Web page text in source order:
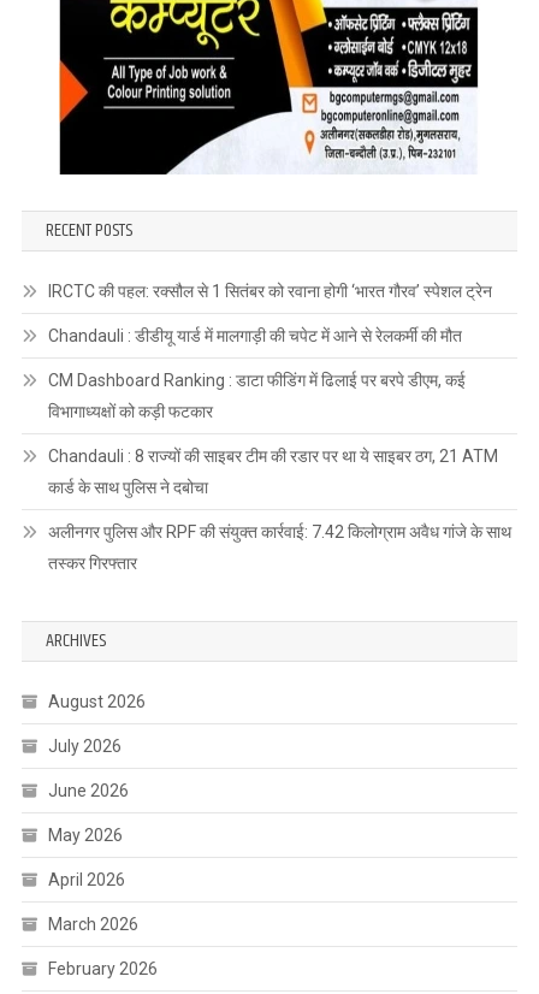
RECENT POSTS
IRCTC की पहल: रक्सौल से 1 सितंबर को रवाना होगी ‘भारत गौरव’ स्पेशल ट्रेन
Chandauli : डीडीयू यार्ड में मालगाड़ी की चपेट में आने से रेलकर्मी की मौत
CM Dashboard Ranking : डाटा फीडिंग में ढिलाई पर बरपे डीएम, कई
विभागाध्यक्षों को कड़ी फटकार
Chandauli : 8 राज्यों की साइबर टीम की रडार पर था ये साइबर ठग, 21 ATM
कार्ड के साथ पुलिस ने दबोचा
अलीनगर पुलिस और RPF की संयुक्त कार्रवाई: 7.42 किलोग्राम अवैध गांजे के साथ
तस्कर गिरफ्तार
ARCHIVES
August 2026
July 2026
June 2026
May 2026
April 2026
March 2026
February 2026